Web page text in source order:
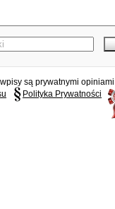
są prywatnymi
Polityka Prywatności